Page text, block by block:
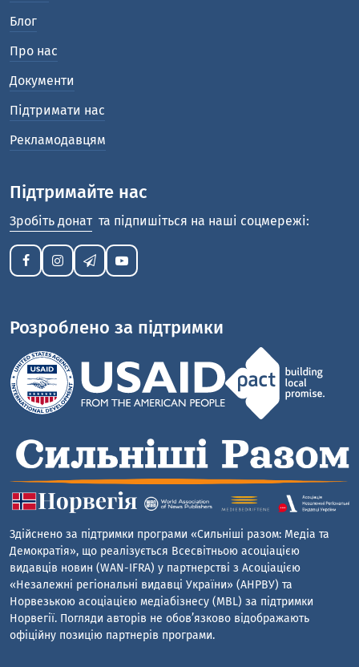
Блог
Про нас
Документи
Підтримати нас
Рекламодавцям
Підтримайте нас
Зробіть донат та підпишіться на наші соцмережі:
Розроблено за підтримки
Здійснено за підтримки програми «Сильніші разом: Медіа та
Демократія», що реалізується Всесвітньою асоціацією
видавців новин (WAN-IFRA) у партнерстві з Асоціацією
«Незалежні регіональні видавці України» (АНРВУ) та
Норвезькою асоціацією медіабізнесу (MBL) за підтримки
Норвегії. Погляди авторів не обов’язково відображають
офіційну позицію партнерів програми.